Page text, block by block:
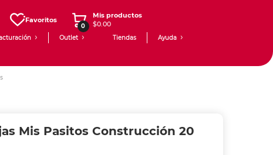
Favoritos
0
Mis productos
$0.00
Outlet Tiendas Ayuda
Mis Pasitos Construcción 20